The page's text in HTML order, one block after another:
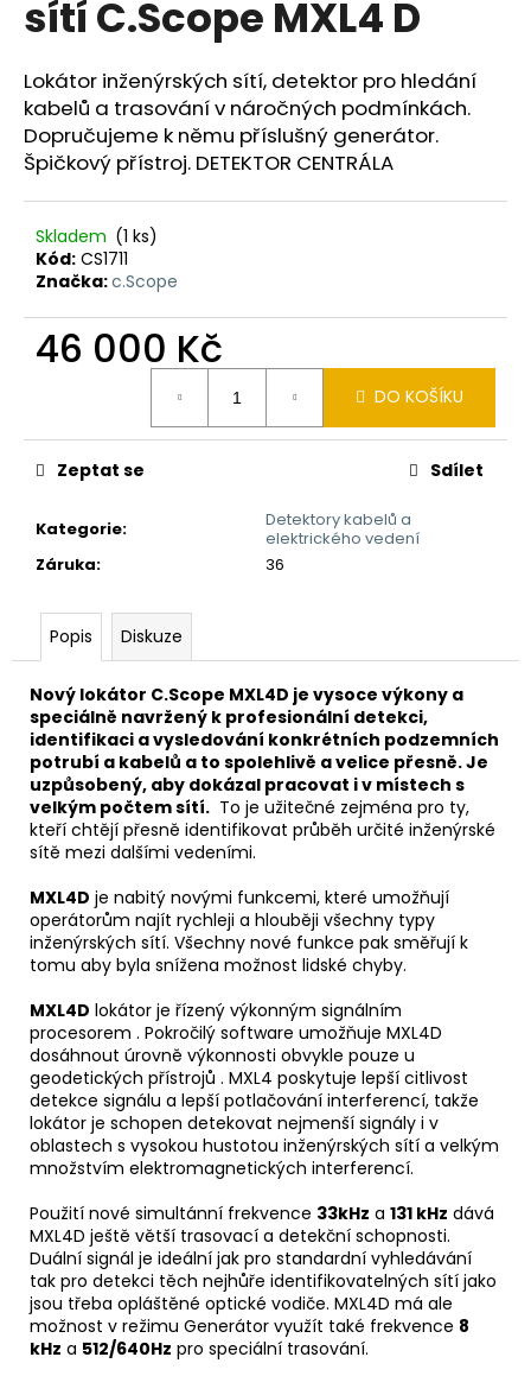
sítí C.Scope MXL4 D
Lokátor inženýrských sítí, detektor pro hledání
kabelů a trasování v náročných podmínkách.
Dopručujeme k němu příslušný generátor.
Špičkový přístroj. DETEKTOR CENTRÁLA
Skladem (1 ks)
Kód: CS1711
Značka:c.Scope
46 000 Kč
DO KOŠÍKU
Kategorie:
Detektory kabelů a
elektrického vedení
Záruka: 36
Zeptat se Sdílet
Popis Diskuze
Nový lokátor C.Scope MXL4D je vysoce výkony a
speciálně navržený k profesionální detekci,
identifikaci a vysledování konkrétních podzemních
potrubí a kabelů a to spolehlivě a velice přesně. Je
uzpůsobený, aby dokázal pracovat i v místech s
velkým počtem sítí. To je užitečné zejména pro ty,
kteří chtějí přesně identifikovat průběh určité inženýrské
sítě mezi dalšími vedeními.
MXL4D je nabitý novými funkcemi, které umožňují
operátorům najít rychleji a hlouběji všechny typy
inženýrských sítí. Všechny nové funkce pak směřují k
tomu aby byla snížena možnost lidské chyby.
MXL4D lokátor je řízený výkonným signálním
procesorem . Pokročilý software umožňuje MXL4D
dosáhnout úrovně výkonnosti obvykle pouze u
geodetických přístrojů . MXL4 poskytuje lepší citlivost
detekce signálu a lepší potlačování interferencí, takže
lokátor je schopen detekovat nejmenší signály i v
oblastech s vysokou hustotou inženýrských sítí a velkým
množstvím elektromagnetických interferencí.
Použití nové simultánní frekvence 33kHz a 131 kHz dává
MXL4D ještě větší trasovací a detekční schopnosti.
Duální signál je ideální jak pro standardní vyhledávání
tak pro detekci těch nejhůře identifikovatelných sítí jako
jsou třeba opláštěné optické vodiče. MXL4D má ale
možnost v režimu Generátor využít také frekvence 8
kHz a 512/640Hz pro speciální trasování.
a
í
t
?
p
o
č
u
e
DETEKTOR
KOVU
MINELAB
EQUINOX
900
(
DOHLEDÁVAČKA
PRO-
FIND
40
ZDARMA)
990
Kč